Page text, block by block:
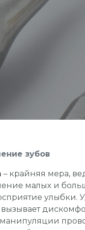
зубов
– крайняя мера,
малых и
улыбки.